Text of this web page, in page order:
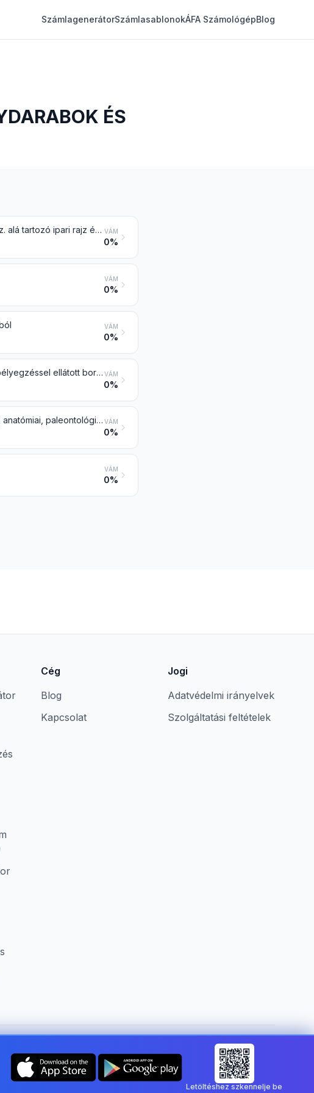
SzámlagenerátorSzámlasablonokÁFA SzámológépBlog
ÉS
Festmény, rajz és pasztellkép, kizárólag kézi alkotás, a 4906 vtsz. alá tartozó ipari rajz és kézi festésű vagy kézi díszítésű kézműipari cikk kivételével; részekből összeállított kép (kollázs), mozaik és dekoratív tábla VÁM
0%
VÁM
0%
VÁM
0%
Posta- vagy illetékbélyeg, lebélyegzett postabélyeg, első napi bélyegzéssel ellátott boríték, postai papíráru (bélyeges papír) és hasonló, érvénytelenítve vagy postatiszta, a 4907 vtsz. alá tartozó kivételével VÁM
0%
Régészeti, etnográfiai, történeti, állattani, növénytani, ásványtani, anatómiai, paleontológiai vagy numizmatikai gyűjtemény és gyűjteménydarab VÁM
0%
VÁM
0%
Cég
Blog
Kapcsolat
Jogi
Adatvédelmi irányelvek
Szolgáltatási feltételek
Ország módosítása: Hungary
Letöltéshez szkennelje be